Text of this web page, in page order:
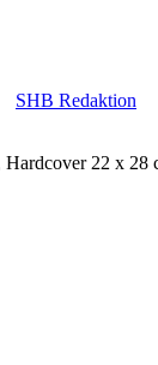
SHB Redaktion
22 x